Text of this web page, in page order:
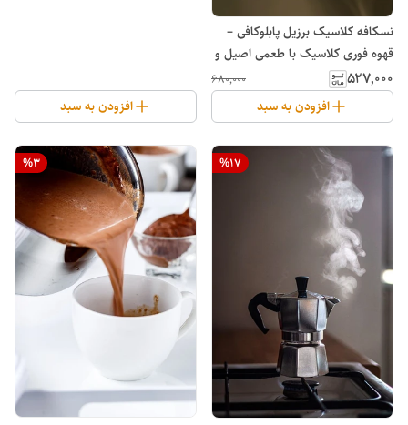
نسکافه کلاسیک برزیل پابلوکافی –
قهوه فوری کلاسیک با طعمی اصیل و
قدرتمند
۵۲۷٬۰۰۰ ۶۸۰٬۰۰۰
افزودن به سبد افزودن به سبد
%17
%3